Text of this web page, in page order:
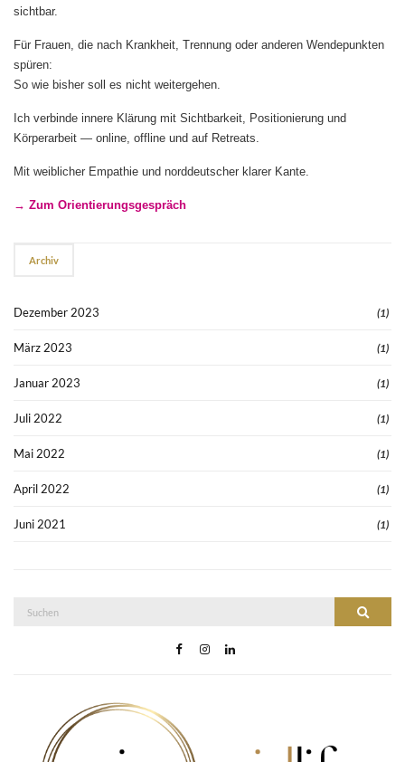
sichtbar.
Für Frauen, die nach Krankheit, Trennung oder anderen Wendepunkten
spüren:
So wie bisher soll es nicht weitergehen.
Ich verbinde innere Klärung mit Sichtbarkeit, Positionierung und
Körperarbeit — online, offline und auf Retreats.
Mit weiblicher Empathie und norddeutscher klarer Kante.
→ Zum Orientierungsgespräch
Archiv
Dezember 2023 (1)
März 2023 (1)
Januar 2023 (1)
Juli 2022 (1)
Mai 2022 (1)
April 2022 (1)
Juni 2021 (1)
Suchen